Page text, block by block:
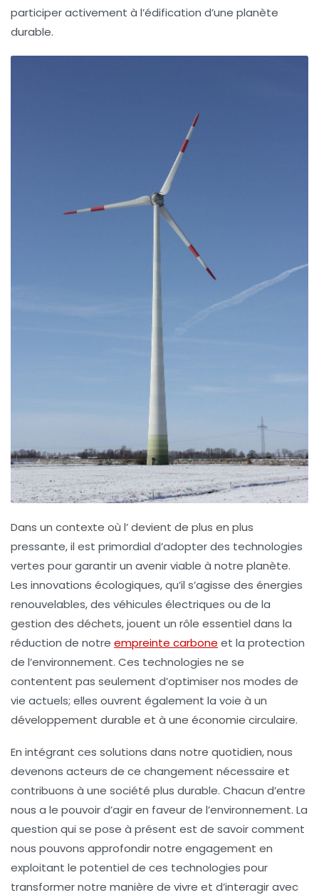
participer activement à l’édification d’une planète
durable.
Dans un contexte où l’devient de plus en plus
pressante, il est primordial d’adopter des technologies
vertes pour garantir un avenir viable à notre planète.
Les innovations écologiques, qu’il s’agisse des énergies
renouvelables, des véhicules électriques ou de la
gestion des déchets, jouent un rôle essentiel dans la
réduction de notre empreinte carbone et la protection
de l’environnement. Ces technologies ne se
contentent pas seulement d’optimiser nos modes de
vie actuels; elles ouvrent également la voie à un
développement durable et à une économie circulaire.
En intégrant ces solutions dans notre quotidien, nous
devenons acteurs de ce changement nécessaire et
contribuons à une société plus durable. Chacun d’entre
nous a le pouvoir d’agir en faveur de l’environnement. La
question qui se pose à présent est de savoir comment
nous pouvons approfondir notre engagement en
exploitant le potentiel de ces technologies pour
transformer notre manière de vivre et d’interagir avec